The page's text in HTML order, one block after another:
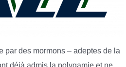
par des mormons – adeptes de la